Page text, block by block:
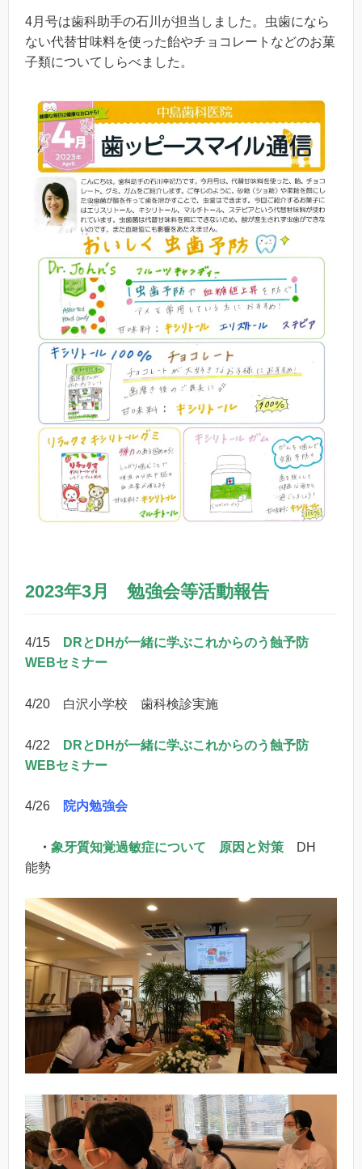
4月号は歯科助手の石川が担当しました。虫歯になら
ない代替甘味料を使った飴やチョコレートなどのお菓
子類についてしらべました。
2023年3月 勉強会等活動報告
4/15
DRとDHが一緒に学ぶこれからのう蝕予防
WEBセミナー
4/20 白沢小学校 歯科検診実施
4/22
DRとDHが一緒に学ぶこれからのう蝕予防
WEBセミナー
4/26 院内勉強会
・ 象牙質知覚過敏症について 原因と対策
DH
能勢